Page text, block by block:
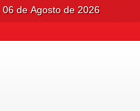
de Agosto de 2026